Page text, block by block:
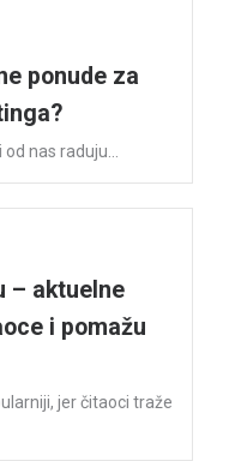
ponude za
nas raduju...
– aktuelne
i pomažu
jer čitaoci traže